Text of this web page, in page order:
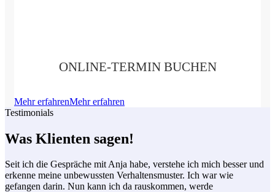
ONLINE-TERMIN BUCHEN
Mehr erfahrenMehr erfahren
Testimonials
Was Klienten sagen!
Seit ich die Gespräche mit Anja habe, verstehe ich mich besser und
erkenne meine unbewussten Verhaltensmuster. Ich war wie
gefangen darin. Nun kann ich da rauskommen, werde